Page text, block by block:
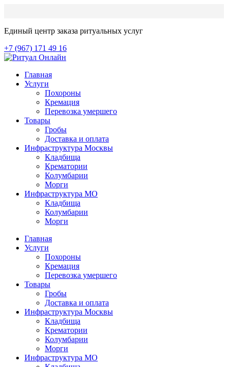
Единый центр заказа ритуальных услуг
+7 (967) 171 49 16
Главная
Услуги
Похороны
Кремация
Перевозка умершего
Товары
Гробы
Доставка и оплата
Инфраструктура Москвы
Кладбища
Крематории
Колумбарии
Морги
Инфраструктура МО
Кладбища
Колумбарии
Морги
Главная
Услуги
Похороны
Кремация
Перевозка умершего
Товары
Гробы
Доставка и оплата
Инфраструктура Москвы
Кладбища
Крематории
Колумбарии
Морги
Инфраструктура МО